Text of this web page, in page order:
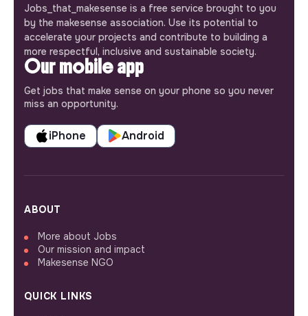
Jobs_that_makesense is a free service brought to you
by the makesense association. Use its potential to
accelerate your projects and contribute to building a
more respectful, inclusive and sustainable society.
Our mobile app
Get jobs that make sense on your phone so you never
miss an opportunity.
iPhone Android
ABOUT
More about Jobs
Our mission and impact
Makesense NGO
QUICK LINKS